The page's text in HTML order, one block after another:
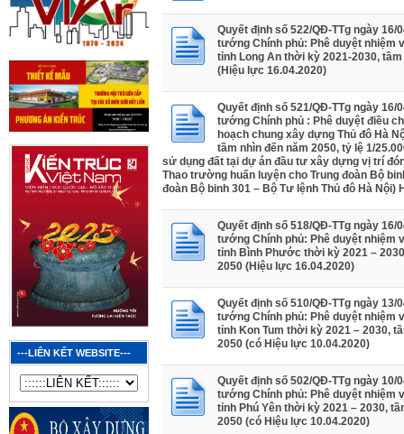
---LIÊN KẾT WEBSITE---
Quyết định số 522/QĐ-TTg ngày 16/
tướng Chính phủ: Phê duyệt nhiệm
tỉnh Long An thời kỳ 2021-2030,
(Hiệu lực 16.04.2020)
Quyết định số 521/QĐ-TTg ngày 16/
tướng Chính phủ : Phê duyệt điều
hoạch chung xây dựng Thủ đô Hà
tầm nhìn đến năm 2050, tỷ lệ 1/
sử dụng đất tại dự án đầu tư xây dựng vị trí
Thao trường huấn luyện cho Trung đoàn Bộ
đoàn Bộ binh 301 – Bộ Tư lệnh Thủ đô Hà Nội)
Quyết định số 518/QĐ-TTg ngày 16/
tướng Chính phủ: Phê duyệt nhiệm
tỉnh Bình Phước thời kỳ 2021 –
2050 (Hiệu lực 16.04.2020)
Quyết định số 510/QĐ-TTg ngày 13/
tướng Chính phủ: Phê duyệt nhiệm
tỉnh Kon Tum thời kỳ 2021 – 2030,
2050 (có Hiệu lực 10.04.2020)
Quyết định số 502/QĐ-TTg ngày 10/
tướng Chính phủ: Phê duyệt nhiệm
tỉnh Phú Yên thời kỳ 2021 – 2030,
2050 (có Hiệu lực 10.04.2020)